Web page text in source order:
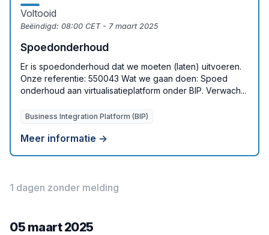
Voltooid
Beëindigd: 08:00 CET - 7 maart 2025
Spoedonderhoud
Er is spoedonderhoud dat we moeten (laten) uitvoeren.
Onze referentie: 550043 Wat we gaan doen: Spoed
onderhoud aan virtualisatieplatform onder BIP. Verwach...
Business Integration Platform (BIP)
Meer informatie →
1 dagen zonder melding
05 maart 2025